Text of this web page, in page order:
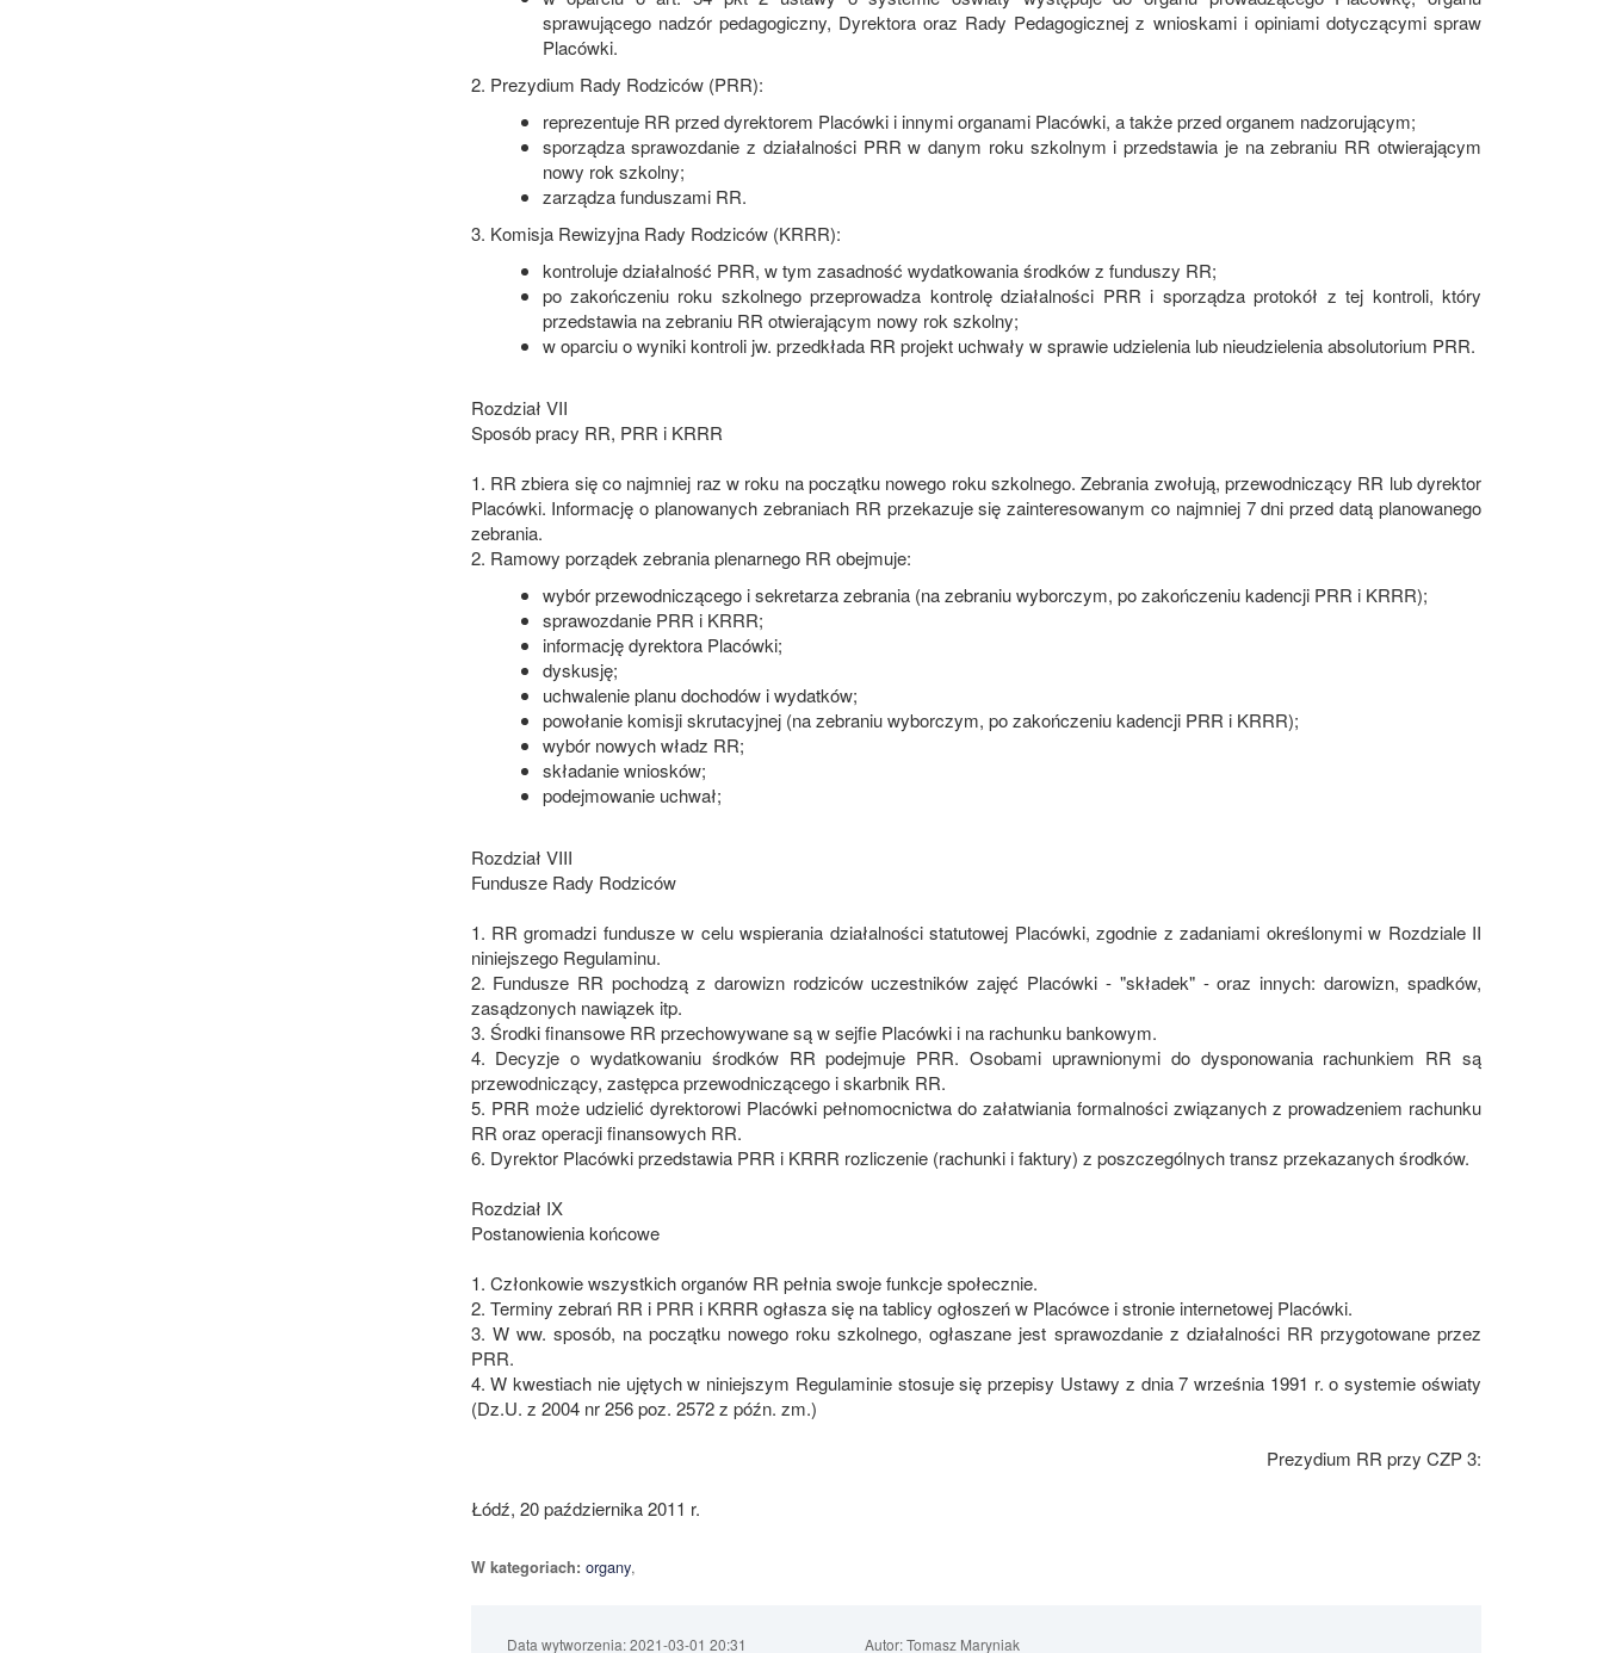
sprawującego nadzór pedagogiczny, Dyrektora oraz Rady Pedagogicznej z wnioskami i opiniami dotyczącymi spraw
Placówki.
2. Prezydium Rady Rodziców (PRR):
reprezentuje RR przed dyrektorem Placówki i innymi organami Placówki, a także przed organem nadzorującym;
sporządza sprawozdanie z działalności PRR w danym roku szkolnym i przedstawia je na zebraniu RR otwierającym
nowy rok szkolny;
zarządza funduszami RR.
3. Komisja Rewizyjna Rady Rodziców (KRRR):
kontroluje działalność PRR, w tym zasadność wydatkowania środków z funduszy RR;
po zakończeniu roku szkolnego przeprowadza kontrolę działalności PRR i sporządza protokół z tej kontroli, który
przedstawia na zebraniu RR otwierającym nowy rok szkolny;
w oparciu o wyniki kontroli jw. przedkłada RR projekt uchwały w sprawie udzielenia lub nieudzielenia absolutorium PRR.
Rozdział VII
Sposób pracy RR, PRR i KRRR
1. RR zbiera się co najmniej raz w roku na początku nowego roku szkolnego. Zebrania zwołują, przewodniczący RR lub dyrektor
Placówki. Informację o planowanych zebraniach RR przekazuje się zainteresowanym co najmniej 7 dni przed datą planowanego
zebrania.
2. Ramowy porządek zebrania plenarnego RR obejmuje:
wybór przewodniczącego i sekretarza zebrania (na zebraniu wyborczym, po zakończeniu kadencji PRR i KRRR);
sprawozdanie PRR i KRRR;
informację dyrektora Placówki;
dyskusję;
uchwalenie planu dochodów i wydatków;
powołanie komisji skrutacyjnej (na zebraniu wyborczym, po zakończeniu kadencji PRR i KRRR);
wybór nowych władz RR;
składanie wniosków;
podejmowanie uchwał;
Rozdział VIII
Fundusze Rady Rodziców
1. RR gromadzi fundusze w celu wspierania działalności statutowej Placówki, zgodnie z zadaniami określonymi w Rozdziale II
niniejszego Regulaminu.
2. Fundusze RR pochodzą z darowizn rodziców uczestników zajęć Placówki - "składek" - oraz innych: darowizn, spadków,
zasądzonych nawiązek itp.
3. Środki finansowe RR przechowywane są w sejfie Placówki i na rachunku bankowym.
4. Decyzje o wydatkowaniu środków RR podejmuje PRR. Osobami uprawnionymi do dysponowania rachunkiem RR są
przewodniczący, zastępca przewodniczącego i skarbnik RR.
5. PRR może udzielić dyrektorowi Placówki pełnomocnictwa do załatwiania formalności związanych z prowadzeniem rachunku
RR oraz operacji finansowych RR.
6. Dyrektor Placówki przedstawia PRR i KRRR rozliczenie (rachunki i faktury) z poszczególnych transz przekazanych środków.
Rozdział IX
Postanowienia końcowe
1. Członkowie wszystkich organów RR pełnia swoje funkcje społecznie.
2. Terminy zebrań RR i PRR i KRRR ogłasza się na tablicy ogłoszeń w Placówce i stronie internetowej Placówki.
3. W ww. sposób, na początku nowego roku szkolnego, ogłaszane jest sprawozdanie z działalności RR przygotowane przez
PRR.
4. W kwestiach nie ujętych w niniejszym Regulaminie stosuje się przepisy Ustawy z dnia 7 września 1991 r. o systemie oświaty
(Dz.U. z 2004 nr 256 poz. 2572 z późn. zm.)
Prezydium RR przy CZP 3:
Łódź, 20 października 2011 r.
W kategoriach: organy,
Data wytworzenia:2021-03-01 20:31 Autor:Tomasz Maryniak